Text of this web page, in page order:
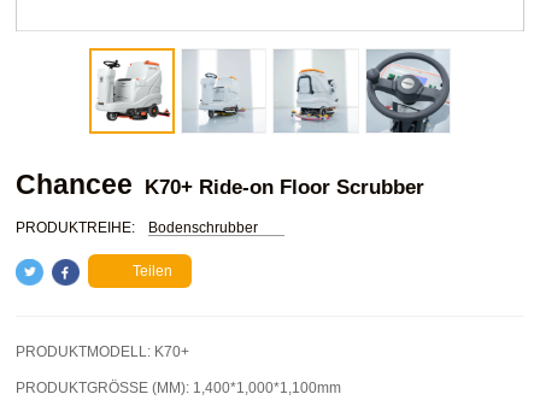
Chancee K70+ Ride-on Floor Scrubber
PRODUKTREIHE: Bodenschrubber
Teilen
PRODUKTMODELL: K70+
PRODUKTGRÖSSE (MM): 1,400*1,000*1,100mm